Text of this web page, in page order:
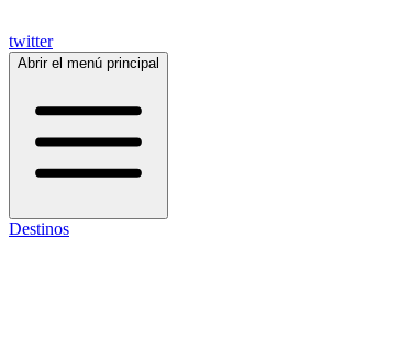
twitter
Abrir el menú principal
Destinos